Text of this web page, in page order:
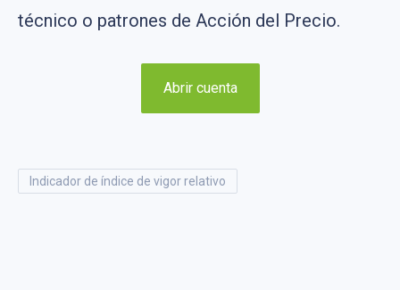
técnico o patrones de Acción del Precio.
Abrir cuenta
indicador de índice de vigor relativo